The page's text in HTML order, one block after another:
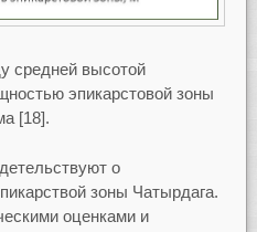
средней высотой
эпикарстовой зоны
[18].
о
зоны Чатырдага.
оценками и